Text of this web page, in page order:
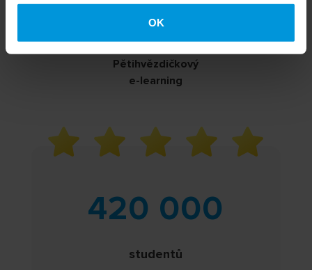
OK
Pětihvězdičkový
e-learning
420 000
studentů